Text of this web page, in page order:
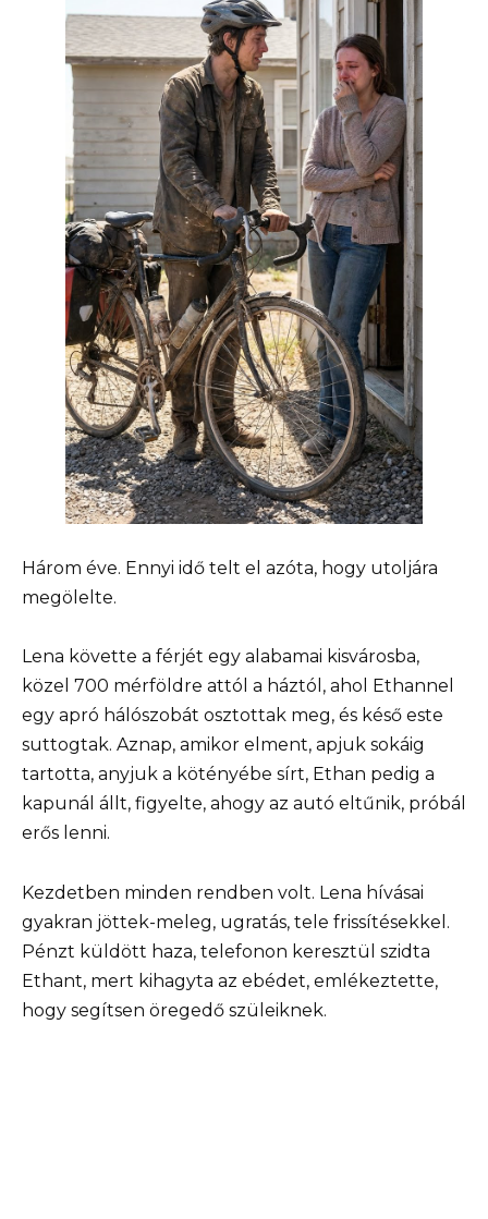
Három éve. Ennyi idő telt el azóta, hogy utoljára
megölelte.
Lena követte a férjét egy alabamai kisvárosba,
közel 700 mérföldre attól a háztól, ahol Ethannel
egy apró hálószobát osztottak meg, és késő este
suttogtak. Aznap, amikor elment, apjuk sokáig
tartotta, anyjuk a kötényébe sírt, Ethan pedig a
kapunál állt, figyelte, ahogy az autó eltűnik, próbál
erős lenni.
Kezdetben minden rendben volt. Lena hívásai
gyakran jöttek-meleg, ugratás, tele frissítésekkel.
Pénzt küldött haza, telefonon keresztül szidta
Ethant, mert kihagyta az ebédet, emlékeztette,
hogy segítsen öregedő szüleiknek.